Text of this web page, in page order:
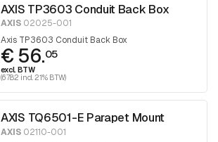
AXIS TP3603 Conduit Back Box
AXIS02025-001
Axis TP3603 Conduit Back Box
€ 56.05
excl. BTW
(67.82 incl. 21% BTW)
AXIS TQ6501-E Parapet Mount
AXIS02110-001